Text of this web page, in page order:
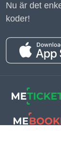
Nu är det
koder!